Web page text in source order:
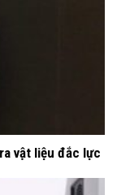
vật liệu đắc lực